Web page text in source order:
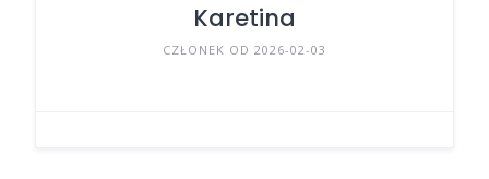
Karetina
CZŁONEK OD 2026-02-03